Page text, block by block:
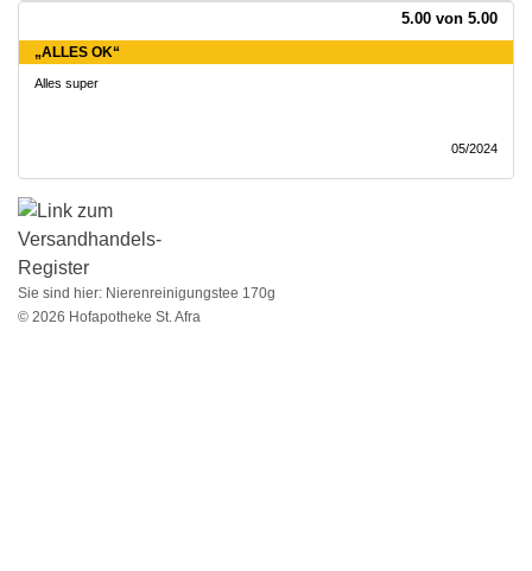
5.00 von 5.00
„ALLES OK“
Alles super
05/2024
Sie sind hier: Nierenreinigungstee 170g
© 2026 Hofapotheke St. Afra